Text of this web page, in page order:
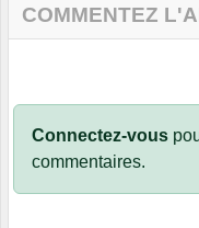
COMMENTEZ
Connectez-vous
commentaires.